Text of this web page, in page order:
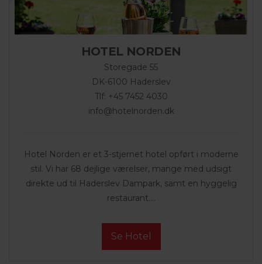
HOTEL NORDEN
Storegade 55
DK-6100 Haderslev
Tlf: +45 7452 4030
info@hotelnorden.dk
Hotel Norden er et 3-stjernet hotel opført i moderne
stil. Vi har 68 dejlige værelser, mange med udsigt
direkte ud til Haderslev Dampark, samt en hyggelig
restaurant....
Se Hotel